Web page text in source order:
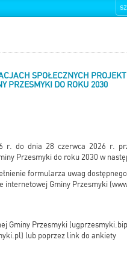
SPOŁECZNYCH
PRZESMYKI DO ROKU 2030
r. do dnia 28 czerwca 2026 r.
Przesmyki do roku 2030 w
formularza uwag
internetowej Gminy Przesmyki (
Gminy Przesmyki
) lub poprzez link do ankiety